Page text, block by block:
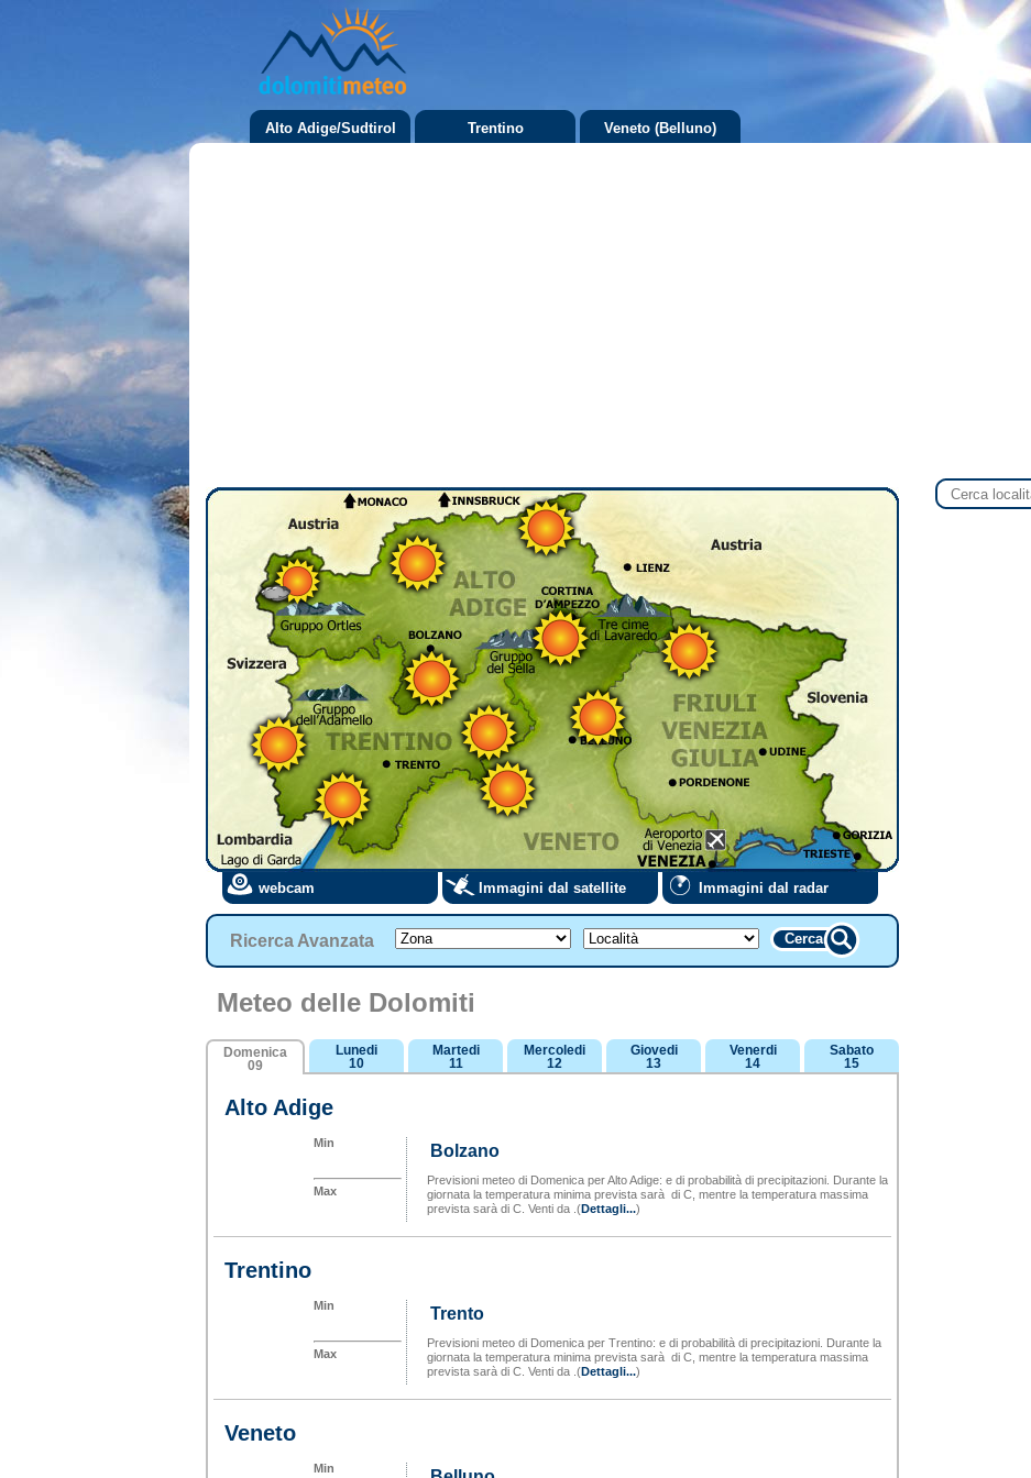
Alto Adige/Sudtirol Trentino Veneto (Belluno)
webcam Immagini dal satellite Immagini dal radar
Ricerca Avanzata Cerca
Meteo delle Dolomiti
Domenica
09
Lunedi
10
Martedi
11
Mercoledi
12
Giovedi
13
Venerdi
14
Sabato
15
Alto Adige
Min
Max
Bolzano
Previsioni meteo di Domenica per Alto Adige: e di probabilità di precipitazioni. Durante la
giornata la temperatura minima prevista sarà di C, mentre la temperatura massima
prevista sarà di C. Venti da .(Dettagli...)
Trentino
Min
Max
Trento
Previsioni meteo di Domenica per Trentino: e di probabilità di precipitazioni. Durante la
giornata la temperatura minima prevista sarà di C, mentre la temperatura massima
prevista sarà di C. Venti da .(Dettagli...)
Veneto
Min